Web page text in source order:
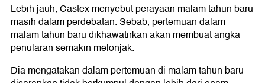
Lebih jauh, Castex menyebut perayaan malam tahun baru
masih dalam perdebatan. Sebab, pertemuan dalam
malam tahun baru dikhawatirkan akan membuat angka
penularan semakin melonjak.
Dia mengatakan dalam pertemuan di malam tahun baru